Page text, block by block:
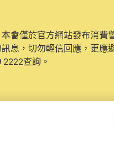
會僅於官方網站發布消
息，切勿輕信回應，更
查詢。